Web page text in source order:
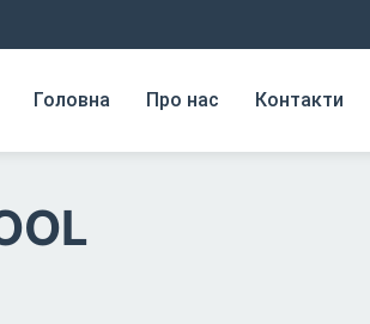
Головна Про нас Контакти